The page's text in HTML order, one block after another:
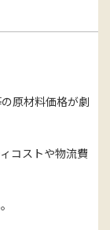
原材料価格が劇
コストや物流費